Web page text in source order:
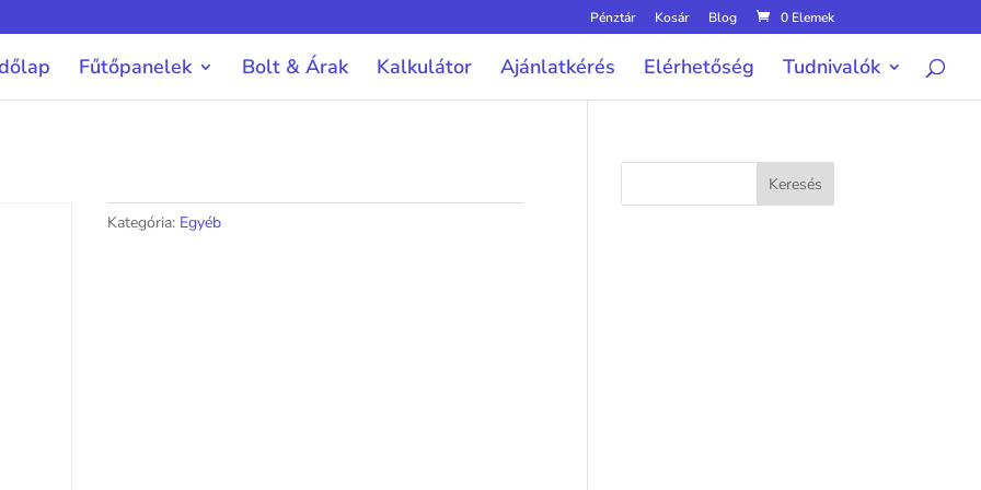
Pénztár Kosár Blog 0 Elemek
Fűtőpanelek Bolt & Árak Kalkulátor Ajánlatkérés Elérhetőség Tudnivalók
Kategória: Egyéb